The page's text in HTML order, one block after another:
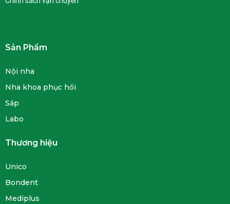
Sản Phẩm
Nội nha
Nha khoa phục hồi
Sáp
Labo
Thương hiệu
Unico
Bondent
Mediplus